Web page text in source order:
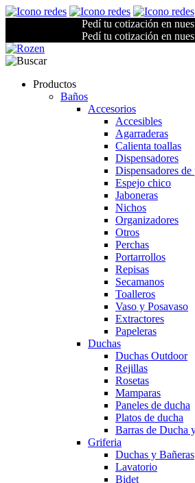
Pedí tu cotización en
Pedí tu cotización en
Productos
Baños
Accesorios
Accesibles
Agarraderas
Calienta toallas
Dispensadores
Dispensadores de
Espejo chico
Jaboneras
Nichos
Organizadores
Otros
Perchas
Portarrollos
Repisas
Secamanos
Toalleros
Vaso y Posavaso
Extractores
Papeleras
Duchas
Duchas Outdoor
Rejillas
Rosetas
Mamparas
Paneles de ducha
Platos de ducha
Barras de Ducha
Griferia
Duchas y Bañeras
Lavatorio
Bidet